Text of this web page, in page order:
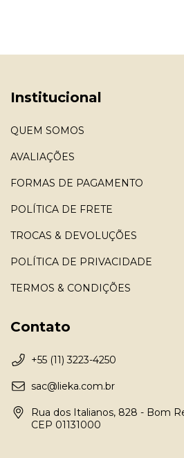
Institucional
QUEM SOMOS
AVALIAÇÕES
FORMAS DE PAGAMENTO
POLÍTICA DE FRETE
TROCAS & DEVOLUÇÕES
POLÍTICA DE PRIVACIDADE
TERMOS & CONDIÇÕES
Contato
+55 (11) 3223-4250
sac@lieka.com.br
Rua dos Italianos, 828 - Bom
CEP 01131000